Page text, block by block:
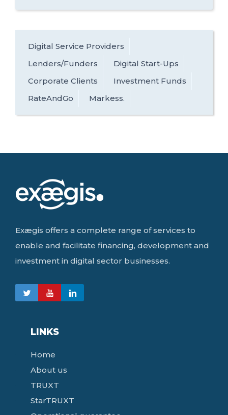
Digital Service Providers
Lenders/Funders
Digital Start-Ups
Corporate Clients
Investment Funds
RateAndGo
Markess.
Exægis offers a complete range of services to
enable and facilitate financing, development and
investment in digital sector businesses.
LINKS
Home
About us
TRUXT
StarTRUXT